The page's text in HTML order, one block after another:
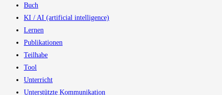
Buch
KI / AI (artificial intelligence)
Lernen
Publikationen
Teilhabe
Tool
Unterricht
Unterstützte Kommunikation